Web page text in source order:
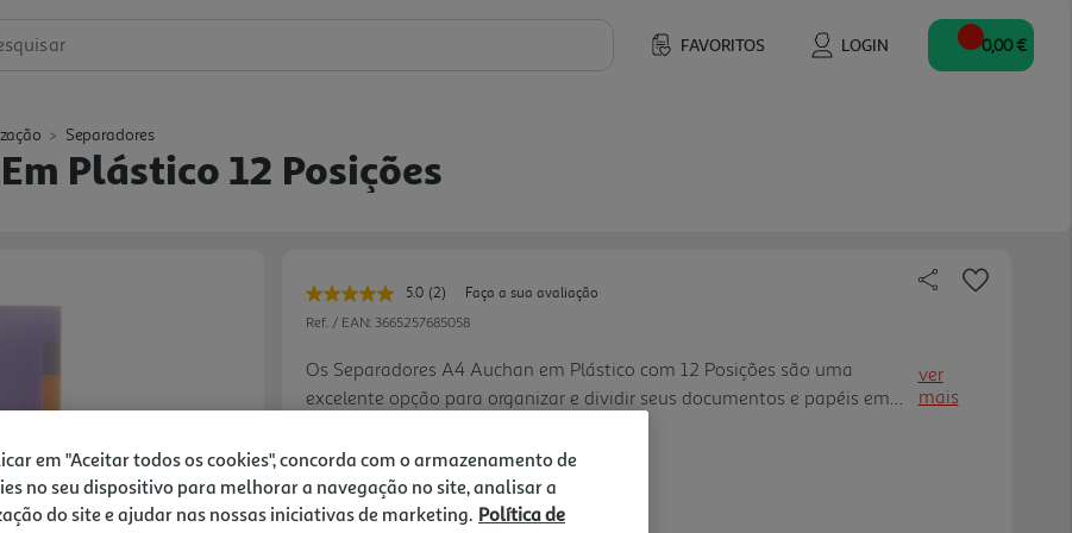
FAVORITOS LOGIN 0,00 €
Separadores
Plástico 12 Posições
5.0 Leu
2
Link
para
a
mesma
(2)
Faça a sua avaliação
Ref. / EAN: 3665257685058
Os Separadores A4 Auchan em Plástico com 12 Posições são uma
excelente opção para organizar e dividir seus documentos e papéis em
esses divisores são duráveis e fáceis de usar, tornand o a tarefa de
organizar seus materiais mais simples e eficiente. Adquira esses divisores
e tenha uma maneira fácil de manter seus documentos sempre em
ver
mais
em "Aceitar todos os cookies", concorda com o armazenamento de
no seu dispositivo para melhorar a navegação no site, analisar a
do site e ajudar nas nossas iniciativas de marketing. Política de